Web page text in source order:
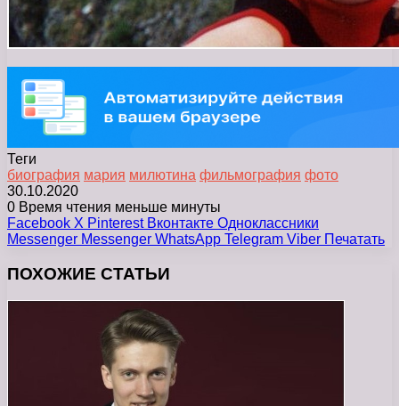
Теги
биография мария милютина фильмография фото
30.10.2020
0 Время чтения меньше минуты
Facebook X Pinterest Вконтакте Одноклассники
Messenger Messenger WhatsApp Telegram Viber Печатать
ПОХОЖИЕ СТАТЬИ